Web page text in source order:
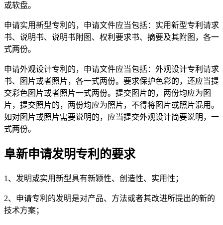
或软盘。
申请实用新型专利的，申请文件应当包括：实用新型专利请求
书、说明书、说明书附图、权利要求书、摘要及其附图，各一
式两份。
申请外观设计专利的，申请文件应当包括：外观设计专利请求
书、图片或者照片，各一式两份。要求保护色彩的，还应当提
交彩色图片或者照片一式两份。提交图片的，两份均应为图
片，提交照片的，两份均应为照片，不得将图片或照片混用。
如对图片或照片需要说明的，应当提交外观设计简要说明，一
式两份。
阜新申请发明专利的要求
1、发明或实用新型具有新颖性、创造性、实用性；
2、申请专利的发明是对产品、方法或者其改进所提出的新的
技术方案；